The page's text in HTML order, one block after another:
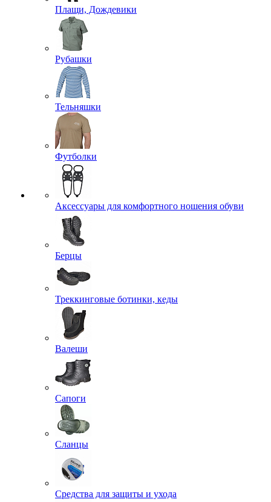
Плащи, Дождевики
Рубашки
Тельняшки
Футболки
Аксессуары для комфортного ношения обуви
Берцы
Треккинговые ботинки, кеды
Валеши
Сапоги
Сланцы
Средства для защиты и ухода